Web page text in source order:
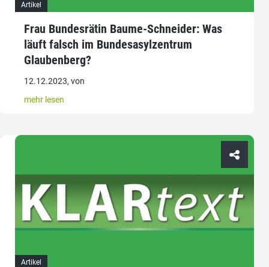
Artikel
Frau Bundesrätin Baume-Schneider: Was
läuft falsch im Bundesasylzentrum
Glaubenberg?
12.12.2023, von
mehr lesen
Artikel